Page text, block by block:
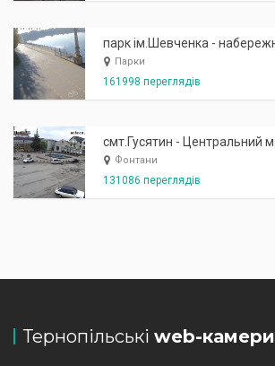
Парки
161998 переглядів
Фонтани
131086 переглядів
Тернопільські web-камери